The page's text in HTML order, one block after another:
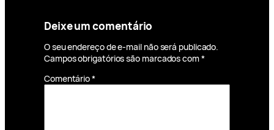
Deixe um comentário
O seu endereço de e-mail não será publicado.
Campos obrigatórios são marcados com*
Comentário*